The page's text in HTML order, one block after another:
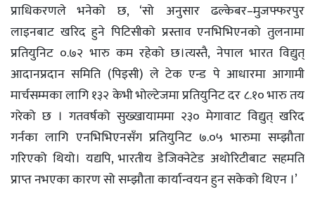
प्राधिकरणले भनेको छ, ‘सो अनुसार ढल्केबर–मुजफ्फरपुर
लाइनबाट खरिद हुने पिटिसीको प्रस्ताव एनभिभिएनको तुलनामा
प्रतियुनिट ०.७२ भारु कम रहेको छ।त्यस्तै, नेपाल भारत विद्युत्
आदानप्रदान समिति (पिइसी) ले टेक एन्ड पे आधारमा आगामी
मार्चसम्मका लागि १३२ केभी भोल्टेजमा प्रतियुनिट दर ८.१० भारु तय
गरेको छ । गतवर्षको सुख्खायाममा २३० मेगावाट विद्युत् खरिद
गर्नका लागि एनभिभिएनसँग प्रतियुनिट ७.०५ भारुमा सम्झौता
गरिएको थियो। यद्यपि, भारतीय डेजिक्नेटेड अथोरिटीबाट सहमति
प्राप्त नभएका कारण सो सम्झौता कार्यान्वयन हुन सकेको थिएन ।’